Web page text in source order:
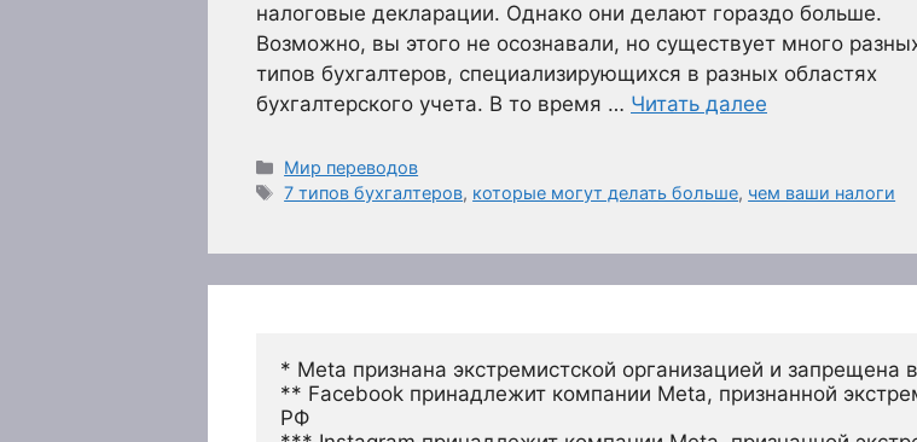
налоговые декларации. Однако они делают гораздо больше.
Возможно, вы этого не осознавали, но существует много
типов бухгалтеров, специализирующихся в разных областях
бухгалтерского учета. В то время … Читать далее
Рубрики
Мир переводов
Метки
7 типов бухгалтеров, которые могут делать больше, чем ваши налоги
* Meta признана экстремистской организацией и запрещена
** Facebook принадлежит компании Meta, признанной
РФ